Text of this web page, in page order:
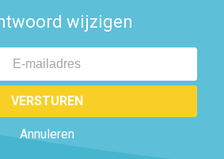
wijzigen
VERSTUREN
Annuleren